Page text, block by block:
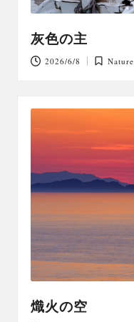
灰色の主
2026/6/8
Posted
Nature
熾火の空